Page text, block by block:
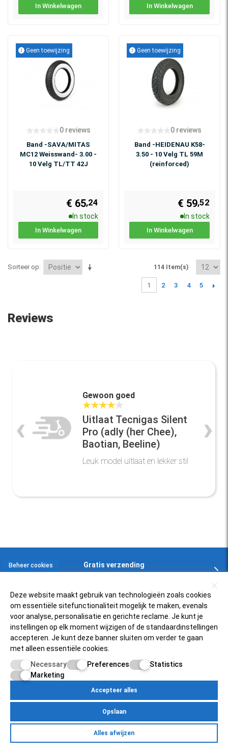
In Winkelwagen In Winkelwagen
Geen toewijzing
0 reviews
Band -SAVA/MITAS
MC12 Weisswand- 3.00 -
10 Velg TL/TT 42J
€ 65,24
In stock
In Winkelwagen
Geen toewijzing
0 reviews
Band -HEIDENAU K58-
3.50 - 10 Velg TL 59M
(reinforced)
€ 59,52
In stock
In Winkelwagen
Sorteer op 114 Item(s)
1 2 3 4 5
Reviews
Gewoon goed
★★★★★
Uitlaat Tecnigas Silent
Pro (adly (her Chee),
Baotian, Beeline)
Leuk model uitlaat en lekker stil
‹ ›
Gratis verzending
Klantenservice
Zelfservice
Retourneren
Inloggen bij account
Betaalmogelijkheden
Populaire scooters
Piaggio Zip 4t
SYM Fiddle 3
Over ons
Status bestelling
Mijnscooteronderdelen.nl
Egersundweg 11E
9723JM Groningen
ZelfserviceOver OnsContactKlantenservicePricacy PolicySite MapMijn account
Beheer cookies
Deze website maakt gebruik van technologieën zoals cookies
om essentiële sitefunctionaliteit mogelijk te maken, evenals
voor analyse, personalisatie en gerichte reclame. Je kunt je
instellingen op elk moment wijzigen of de standaardinstellingen
accepteren. Je kunt deze banner sluiten om verder te gaan
met alleen essentiële cookies.
Necessary
Preferences
Statistics
Marketing
Accepteer alles
Opslaan
Alles afwijzen